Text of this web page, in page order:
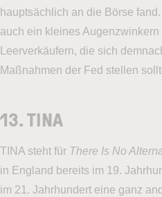
hauptsächlich an die Börse
auch ein kleines
Leerverkäufern, die sich
Maßnahmen der Fed stellen
13. TINA
TINA steht für There Is No
in England bereits im 19.
im 21. Jahrhundert eine ganz